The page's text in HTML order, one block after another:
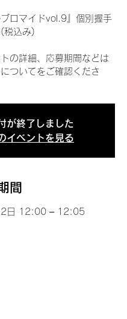
ブロマイドvol.9』個別握手
税込み)
の詳細、応募期間などは
ついてをご確認くださ
が終了しました
イベントを見る
間
日 12:00 – 12:05